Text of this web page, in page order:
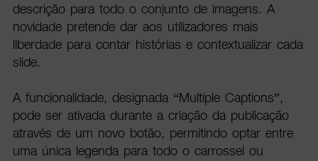
descrição para todo o conjunto de imagens. A
novidade pretende dar aos utilizadores mais
liberdade para contar histórias e contextualizar cada
slide.
A funcionalidade, designada “Multiple Captions”,
pode ser ativada durante a criação da publicação
através de um novo botão, permitindo optar entre
uma única legenda para todo o carrossel ou